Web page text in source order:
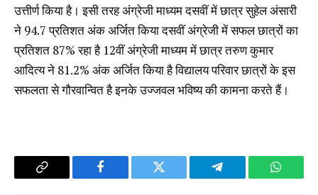
उत्तीर्ण किया है। इसी तरह अंग्रेजी माध्यम दसवीं में छात्र सुहेल अंसारी
ने 94.7 प्रतिशत अंक अर्जित किया दसवीं अंग्रेजी में सफल छात्रों का
प्रतिशत 87% रहा है 12वीं अंग्रेजी माध्यम में छात्र तरुण कुमार
आदित्य ने 81.2% अंक अर्जित किया है विद्यालय परिवार छात्रों के इस
सफलता से गौरवान्वित है इनके उज्जवल भविष्य की कामना करते हैं।
Copy
Facebook Twitter Telegram